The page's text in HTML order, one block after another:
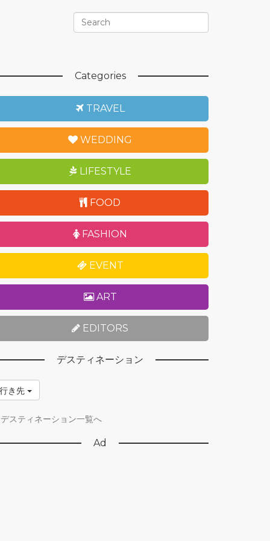
Categories
TRAVEL
WEDDING
LIFESTYLE
FOOD
FASHION
EVENT
ART
EDITORS
デスティネーション
行き先
スティネーション一覧へ
Ad